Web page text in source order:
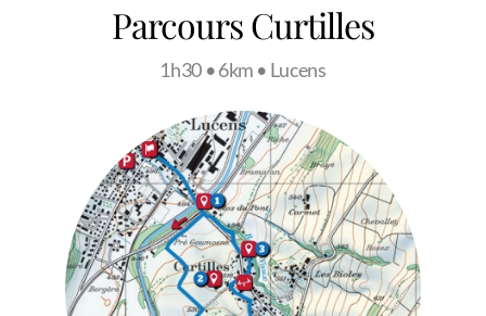
Parcours Curtilles
1h30 • 6km • Lucens